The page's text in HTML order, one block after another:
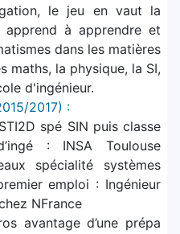
le jeu en vaut la
à apprendre et
dans les matières
maths, la physique, la SI,
d'ingénieur.
2017) :
spé SIN puis classe
: INSA Toulouse
spécialité systèmes
emploi : Ingénieur
NFrance
avantage d’une prépa